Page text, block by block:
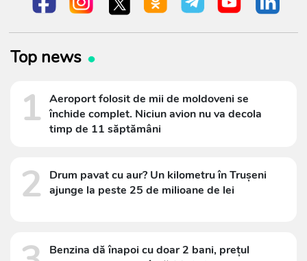
Top news
1 Aeroport folosit de mii de moldoveni se
închide complet. Niciun avion nu va decola
timp de 11 săptămâni
2
Drum pavat cu aur? Un kilometru în Trușeni
ajunge la peste 25 de milioane de lei
Benzina dă înapoi cu doar 2 bani, prețul